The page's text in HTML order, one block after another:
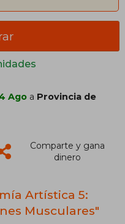
Ago a Provincia de
Comparte y gana
dinero
Artística 5:
Musculares"